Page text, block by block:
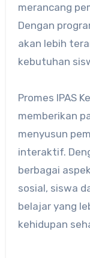
merancang
Dengan
akan lebih
kebutuhan
Promes IPAS
memberikan
menyusun
interaktif.
berbagai
sosial, siswa
belajar yang
kehidupan